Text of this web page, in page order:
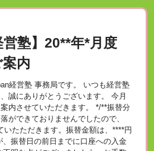
営塾】20**年*月度
内
経営塾 事務局です。 いつも経営塾
誠にありがとうございます。 今月
内させていただきます。 */**振替分
ができておりませんでしたので、
いたただきます。振替金額は、****円
振替日の前日までに口座への入金